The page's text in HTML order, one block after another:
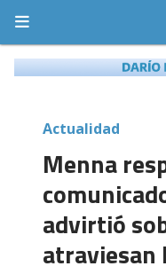
Menna
advirtió
atraviesan
Actualidad